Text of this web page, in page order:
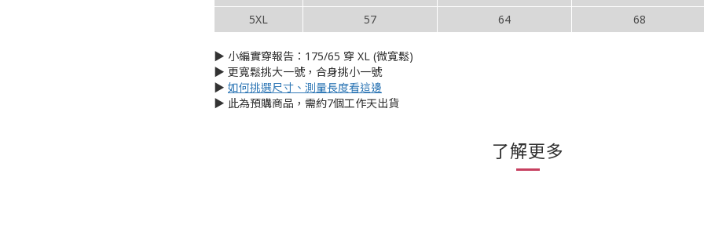
5XL
57 64 68
▶︎ 小編實穿報告：175/65 穿 XL (微寬鬆)
▶︎ 更寬鬆挑大一號，合身挑小一號
▶︎ 如何挑選尺寸、測量長度看這邊
▶︎ 此為預購商品，需約7個工作天出貨
了解更多